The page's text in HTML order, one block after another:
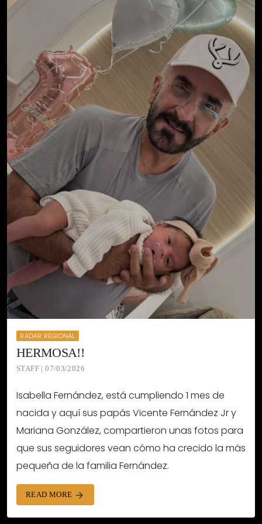
RADAR REGIONAL
HERMOSA!!
STAFF | 07/03/2026
Isabella Fernández, está cumpliendo 1 mes de
nacida y aquí sus papás Vicente Fernández Jr y
Mariana González, compartieron unas fotos para
que sus seguidores vean cómo ha crecido la más
pequeña de la familia Fernández.
READ MORE arrow_forward